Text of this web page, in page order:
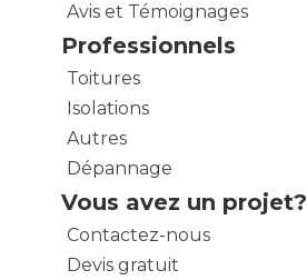
Avis et Témoignages
Professionnels
Toitures
Isolations
Autres
Dépannage
Vous avez un projet?
Contactez-nous
Devis gratuit